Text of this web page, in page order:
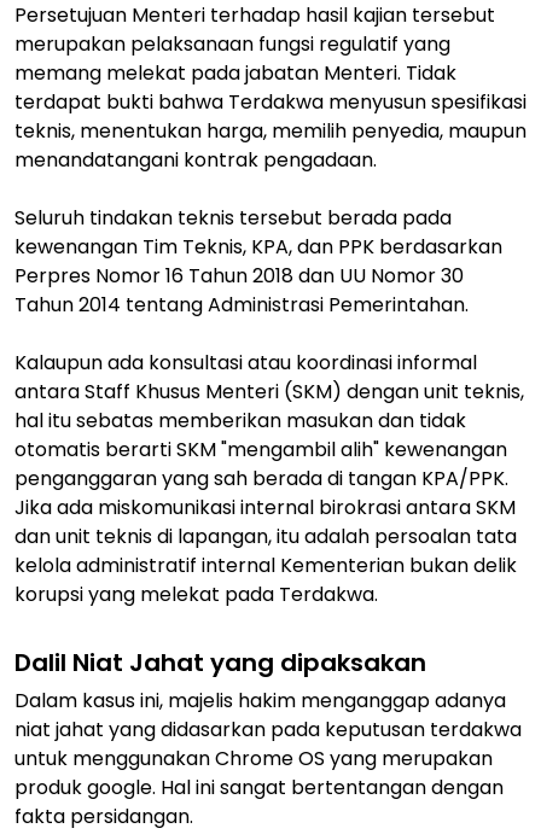
Persetujuan Menteri terhadap hasil kajian tersebut
merupakan pelaksanaan fungsi regulatif yang
memang melekat pada jabatan Menteri. Tidak
terdapat bukti bahwa Terdakwa menyusun spesifikasi
teknis, menentukan harga, memilih penyedia, maupun
menandatangani kontrak pengadaan.
Seluruh tindakan teknis tersebut berada pada
kewenangan Tim Teknis, KPA, dan PPK berdasarkan
Perpres Nomor 16 Tahun 2018 dan UU Nomor 30
Tahun 2014 tentang Administrasi Pemerintahan.
Kalaupun ada konsultasi atau koordinasi informal
antara Staff Khusus Menteri (SKM) dengan unit teknis,
hal itu sebatas memberikan masukan dan tidak
otomatis berarti SKM "mengambil alih" kewenangan
penganggaran yang sah berada di tangan KPA/PPK.
Jika ada miskomunikasi internal birokrasi antara SKM
dan unit teknis di lapangan, itu adalah persoalan tata
kelola administratif internal Kementerian bukan delik
korupsi yang melekat pada Terdakwa.
Dalil Niat Jahat yang dipaksakan
Dalam kasus ini, majelis hakim menganggap adanya
niat jahat yang didasarkan pada keputusan terdakwa
untuk menggunakan Chrome OS yang merupakan
produk google. Hal ini sangat bertentangan dengan
fakta persidangan.